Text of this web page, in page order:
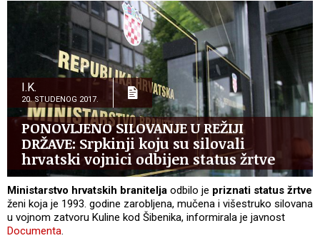
I.K.
20. STUDENOG 2017.
PONOVLJENO SILOVANJE U REŽIJI
DRŽAVE: Srpkinji koju su silovali
hrvatski vojnici odbijen status žrtve
Ministarstvo hrvatskih branitelja odbilo je priznati status žrtve
ženi koja je 1993. godine zarobljena, mučena i višestruko silovana
u vojnom zatvoru Kuline kod Šibenika, informirala je javnost
Documenta.